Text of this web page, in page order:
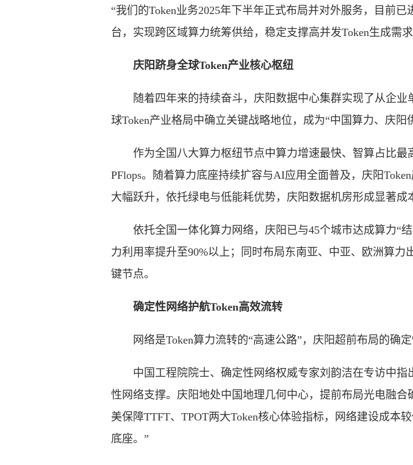
“我们的Token业务2025年下半年正式布局并对外服务，目前
台，实现跨区域算力统筹供给，稳定支撑高并发Token生成需
庆阳跻身全球Token产业核心枢纽
随着四年来的持续奋斗，庆阳数据中心集群实现了从企业
球Token产业格局中确立关键战略地位，成为“中国算力、庆阳
作为全国八大算力枢纽节点中算力增速最快、智算占比最
PFlops。随着算力底座持续扩容与AI应用全面普及，庆阳
大幅跃升，依托绿电与低能耗优势，庆阳数据机房形成显著成
依托全国一体化算力网络，庆阳已与45个城市达成算力“结
力利用率提升至90%以上；同时布局东南亚、中亚、欧洲算
键节点。
确定性网络护航Token高效流转
网络是Token算力流转的“高速公路”，庆阳超前布局的确定
中国工程院院士、确定性网络权威专家刘韵洁在专访中指
性网络支撑。庆阳地处中国地理几何中心，提前布局光电融
美保障TTFT、TPOT两大Token核心体验指标，网络建设成本
底座。”